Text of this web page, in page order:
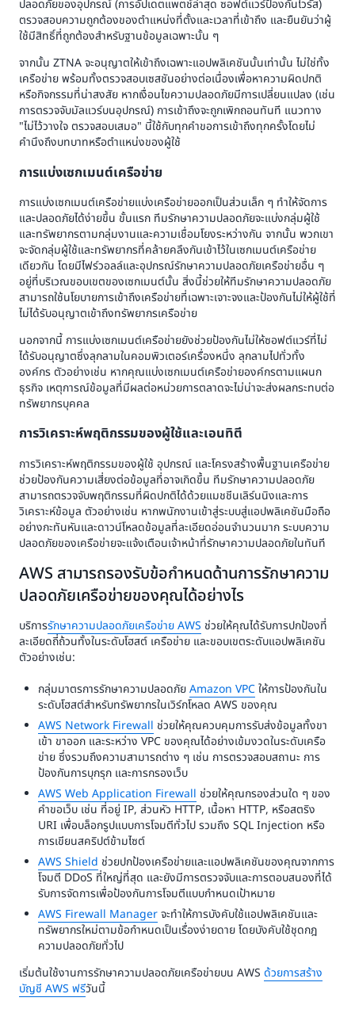
ปลอดภัยของอุปกรณ์ (การอัปเดตแพตช์ล่าสุด ซอฟต์แวร์ป้องกันไวรัส)
ตรวจสอบความถูกต้องของตำแหน่งที่ตั้งและเวลาที่เข้าถึง และยืนยันว่าผู้
ใช้มีสิทธิ์ที่ถูกต้องสำหรับฐานข้อมูลเฉพาะนั้น ๆ
จากนั้น ZTNA จะอนุญาตให้เข้าถึงเฉพาะแอปพลิเคชันนั้นเท่านั้น ไม่ใช่ทั้ง
เครือข่าย พร้อมทั้งตรวจสอบเซสชันอย่างต่อเนื่องเพื่อหาความผิดปกติ
หรือกิจกรรมที่น่าสงสัย หากเงื่อนไขความปลอดภัยมีการเปลี่ยนแปลง (เช่น
การตรวจจับมัลแวร์บนอุปกรณ์) การเข้าถึงจะถูกเพิกถอนทันที แนวทาง
"ไม่ไว้วางใจ ตรวจสอบเสมอ" นี้ใช้กับทุกคำขอการเข้าถึงทุกครั้งโดยไม่
คำนึงถึงบทบาทหรือตำแหน่งของผู้ใช้
การแบ่งเซกเมนต์เครือข่าย
การแบ่งเซกเมนต์เครือข่ายแบ่งเครือข่ายออกเป็นส่วนเล็ก ๆ ทำให้จัดการ
และปลอดภัยได้ง่ายขึ้น ขั้นแรก ทีมรักษาความปลอดภัยจะแบ่งกลุ่มผู้ใช้
และทรัพยากรตามกลุ่มงานและความเชื่อมโยงระหว่างกัน จากนั้น พวกเขา
จะจัดกลุ่มผู้ใช้และทรัพยากรที่คล้ายคลึงกันเข้าไว้ในเซกเมนต์เครือข่าย
เดียวกัน โดยมีไฟร์วอลล์และอุปกรณ์รักษาความปลอดภัยเครือข่ายอื่น ๆ
อยู่ที่บริเวณขอบเขตของเซกเมนต์นั้น สิ่งนี้ช่วยให้ทีมรักษาความปลอดภัย
สามารถใช้นโยบายการเข้าถึงเครือข่ายที่เฉพาะเจาะจงและป้องกันไม่ให้ผู้ใช้ที่
ไม่ได้รับอนุญาตเข้าถึงทรัพยากรเครือข่าย
นอกจากนี้ การแบ่งเซกเมนต์เครือข่ายยังช่วยป้องกันไม่ให้ซอฟต์แวร์ที่ไม่
ได้รับอนุญาตซึ่งลุกลามในคอมพิวเตอร์เครื่องหนึ่ง ลุกลามไปทั่วทั้ง
องค์กร ตัวอย่างเช่น หากคุณแบ่งเซกเมนต์เครือข่ายองค์กรตามแผนก
ธุรกิจ เหตุการณ์ข้อมูลที่มีผลต่อหน่วยการตลาดจะไม่น่าจะส่งผลกระทบต่อ
ทรัพยากรบุคคล
การวิเคราะห์พฤติกรรมของผู้ใช้และเอนทิตี
การวิเคราะห์พฤติกรรมของผู้ใช้ อุปกรณ์ และโครงสร้างพื้นฐานเครือข่าย
ช่วยป้องกันความเสี่ยงต่อข้อมูลที่อาจเกิดขึ้น ทีมรักษาความปลอดภัย
สามารถตรวจจับพฤติกรรมที่ผิดปกติได้ด้วยแมชชีนเลิร์นนิงและการ
วิเคราะห์ข้อมูล ตัวอย่างเช่น หากพนักงานเข้าสู่ระบบสู่แอปพลิเคชันมือถือ
อย่างกะทันหันและดาวน์โหลดข้อมูลที่ละเอียดอ่อนจำนวนมาก ระบบความ
ปลอดภัยของเครือข่ายจะแจ้งเตือนเจ้าหน้าที่รักษาความปลอดภัยในทันที
AWS สามารถรองรับข้อกำหนดด้านการรักษาความ
ปลอดภัยเครือข่ายของคุณได้อย่างไร
บริการรักษาความปลอดภัยเครือข่าย AWS ช่วยให้คุณได้รับการปกป้องที่
ละเอียดถี่ถ้วนทั้งในระดับโฮสต์ เครือข่าย และขอบเขตระดับแอปพลิเคชัน
ตัวอย่างเช่น:
กลุ่มมาตรการรักษาความปลอดภัยAmazon VPCให้การป้องกันใน
ระดับโฮสต์สำหรับทรัพยากรในเวิร์กโหลด AWS ของคุณ
AWS Network Firewall ช่วยให้คุณควบคุมการรับส่งข้อมูลทั้งขา
เข้า ขาออก และระหว่าง VPC ของคุณได้อย่างเข้มงวดในระดับเครือ
ข่าย ซึ่งรวมถึงความสามารถต่าง ๆ เช่น การตรวจสอบสถานะ การ
ป้องกันการบุกรุก และการกรองเว็บ
AWS Web Application Firewall ช่วยให้คุณกรองส่วนใด ๆ ของ
คำขอเว็บ เช่น ที่อยู่ IP, ส่วนหัว HTTP, เนื้อหา HTTP, หรือสตริง
URI เพื่อบล็อกรูปแบบการโจมตีทั่วไป รวมถึง SQL Injection หรือ
การเขียนสคริปต์ข้ามไซต์
AWS Shield ช่วยปกป้องเครือข่ายและแอปพลิเคชันของคุณจากการ
โจมตี DDoS ที่ใหญ่ที่สุด และยังมีการตรวจจับและการตอบสนองที่ได้
รับการจัดการเพื่อป้องกันการโจมตีแบบกำหนดเป้าหมาย
AWS Firewall Managerจะทำให้การบังคับใช้แอปพลิเคชันและ
ทรัพยากรใหม่ตามข้อกำหนดเป็นเรื่องง่ายดาย โดยบังคับใช้ชุดกฎ
ความปลอดภัยทั่วไป
เริ่มต้นใช้งานการรักษาความปลอดภัยเครือข่ายบน AWS ด้วยการสร้าง
บัญชี AWS ฟรีวันนี้